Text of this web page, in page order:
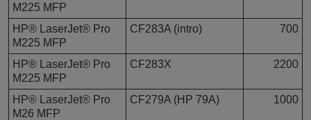
M225 MFP
HP® LaserJet® Pro
M225 MFP
CF283A (intro) 700
HP® LaserJet® Pro
M225 MFP
CF283X 2200
HP® LaserJet® Pro
M26 MFP
CF279A (HP 79A) 1000